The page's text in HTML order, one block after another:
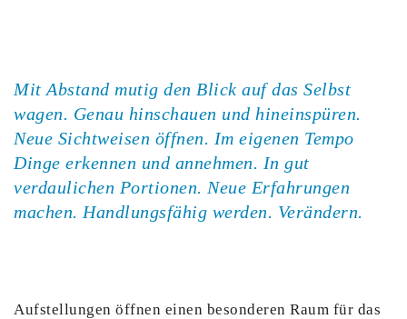
Mit Abstand mutig den Blick auf das Selbst
wagen. Genau hinschauen und hineinspüren.
Neue Sichtweisen öffnen. Im eigenen Tempo
Dinge erkennen und annehmen. In gut
verdaulichen Portionen. Neue Erfahrungen
machen. Handlungsfähig werden. Verändern.
Aufstellungen öffnen einen besonderen Raum für das